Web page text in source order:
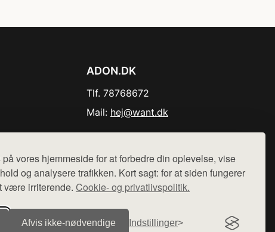
vores hjemmeside for at forbedre din oplevelse, vise
og analysere trafikken. Kort sagt: for at siden fungerer
være irriterende. Cookie- og privatlivspolitik.
Afvis ikke‑nødvendige Indstillinger
ADON.DK
Tlf. 78768672
Mail: hej@want.dk
sælges ikke varer fra denne side - vi henviser til de shops,